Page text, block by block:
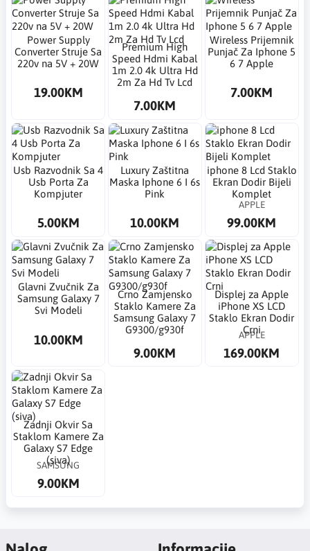
Power Supply
Converter Struje Sa
220v na 5V + 20W
19.00KM
Premium High
Speed Hdmi Kabal
1m 2.0 4k Ultra Hd
2m Za Hd Tv Lcd
7.00KM
Wireless Prijemnik
Punjač Za Iphone 5
6 7 Apple
7.00KM
Usb Razvodnik Sa 4
Usb Porta Za
Kompjuter
5.00KM
Luxury Zaštitna
Maska Iphone 6 I 6s
Pink
10.00KM
​iphone 8 Lcd Staklo
Ekran Dodir Bijeli
Komplet
APPLE
99.00KM
Glavni Zvučnik Za
Samsung Galaxy 7
Svi Modeli
10.00KM
Crno Zamjensko
Staklo Kamere Za
Samsung Galaxy 7
G9300/g930f
9.00KM
​Displej za Apple
iPhone XS LCD
Staklo Ekran Dodir
Crni
APPLE
169.00KM
Zadnji Okvir Sa
Staklom Kamere Za
Galaxy S7 Edge
(siva)
SAMSUNG
9.00KM